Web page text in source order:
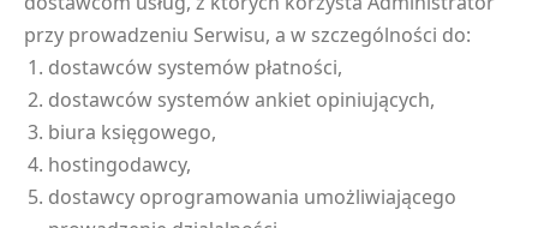
przy prowadzeniu Serwisu, a w szczególności do:
dostawców systemów płatności,
dostawców systemów ankiet opiniujących,
biura księgowego,
hostingodawcy,
dostawcy oprogramowania umożliwiającego